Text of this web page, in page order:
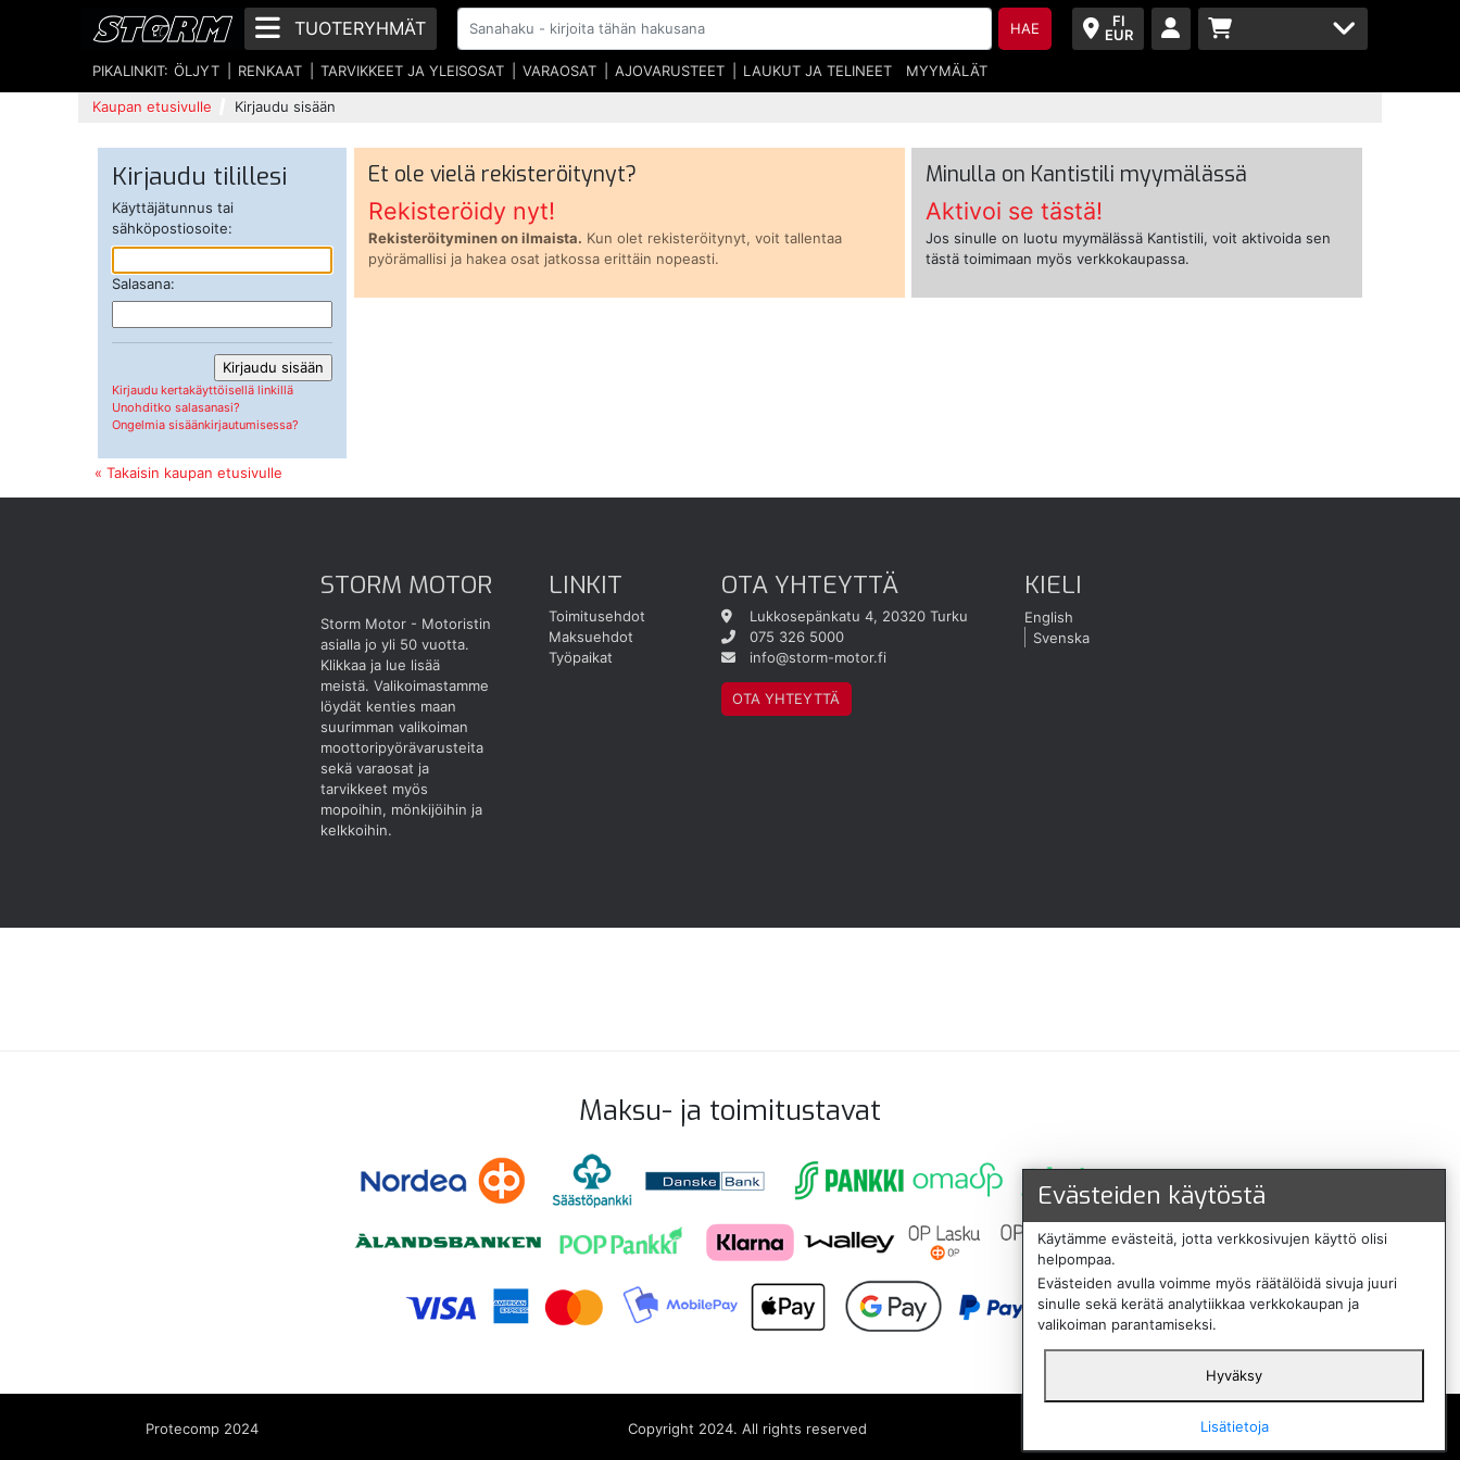
FI
EUR
TUOTERYHMÄT HAE
PIKALINKIT: ÖLJYT RENKAAT TARVIKKEET JA YLEISOSAT VARAOSAT AJOVARUSTEET LAUKUT JA TELINEET MYYMÄLÄT
Kaupan etusivulle Kirjaudu sisään
Kirjaudu tilillesi
Käyttäjätunnus tai
sähköpostiosoite:
Salasana:
Kirjaudu kertakäyttöisellä linkillä
Unohditko salasanasi?
Ongelmia sisäänkirjautumisessa?
Et ole vielä rekisteröitynyt?
Rekisteröidy nyt!
Rekisteröityminen on ilmaista. Kun olet rekisteröitynyt, voit tallentaa
pyörämallisi ja hakea osat jatkossa erittäin nopeasti.
Minulla on Kantistili myymälässä
Aktivoi se tästä!
Jos sinulle on luotu myymälässä Kantistili, voit aktivoida sen
tästä toimimaan myös verkkokaupassa.
« Takaisin kaupan etusivulle
STORM MOTOR
Storm Motor - Motoristin
asialla jo yli 50 vuotta.
Klikkaa ja lue lisää
meistä. Valikoimastamme
löydät kenties maan
suurimman valikoiman
moottoripyörävarusteita
sekä varaosat ja
tarvikkeet myös
mopoihin, mönkijöihin ja
kelkkoihin.
LINKIT
Toimitusehdot
Maksuehdot
Työpaikat
OTA YHTEYTTÄ
Lukkosepänkatu 4, 20320 Turku
075 326 5000
info@storm-motor.fi
OTA YHTEYTTÄ
KIELI
English
Svenska
Maksu- ja toimitustavat
Protecomp 2024 Copyright 2024. All rights reserved
Svenska
Evästeiden käytöstä
Käytämme evästeitä, jotta verkkosivujen käyttö olisi
helpompaa.
Evästeiden avulla voimme myös räätälöidä sivuja juuri
sinulle sekä kerätä analytiikkaa verkkokaupan ja
valikoiman parantamiseksi.
Hyväksy
Lisätietoja